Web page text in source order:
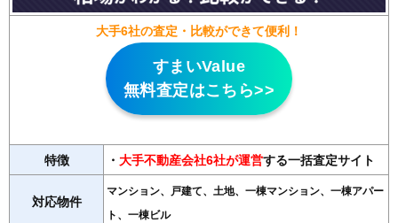
大手6社の査定・比較ができて便利！
すまいValue
無料査定はこちら>>
特徴 ・ 大手不動産会社6社が運営する一括査定サイト
対応物件
マンション、戸建て、土地、一棟マンション、一棟アパー
ト、一棟ビル